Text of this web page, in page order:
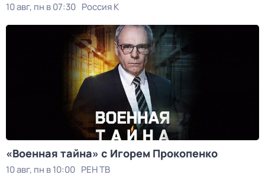
10 авг, пн в 07:30 Россия К
«Военная тайна» с Игорем Прокопенко
10 авг, пн в 10:00 РЕН ТВ